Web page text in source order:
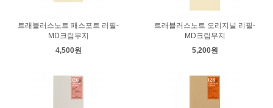
트래블러스노트 패스포트 리필-
MD크림무지
4,500원
트래블러스노트 오리지널 리필-
MD크림무지
5,200원